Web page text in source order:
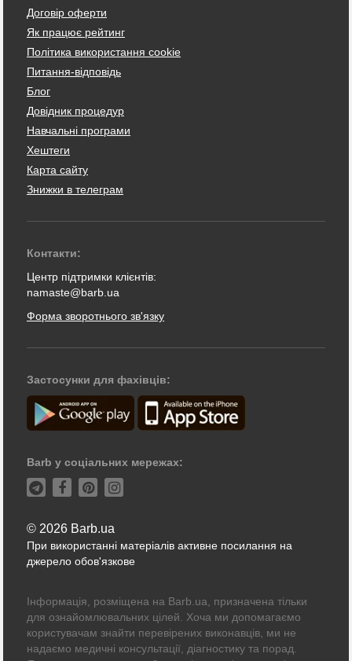
Договір оферти
Як працює рейтинг
Політика використання cookie
Питання-відповідь
Блог
Довідник процедур
Навчальні програми
Хештеги
Карта сайту
Знижки в телеграм
Контакти:
Центр підтримки клієнтів:
namaste@barb.ua
Форма зворотнього зв'язку
Застосунки для фахівців:
Barb у соціальних мережах:
© 2026 Barb.ua
При використанні матеріалів активне посилання на
джерело обов'язкове
Інформація, розміщена на Barb.ua, призначена тільки
для ознайомлювальних цілей. Хоча ми допомагаємо
користувачам знайти перевірених виконавців, ми не
надаємо медичні консультації, діагностику та порад.